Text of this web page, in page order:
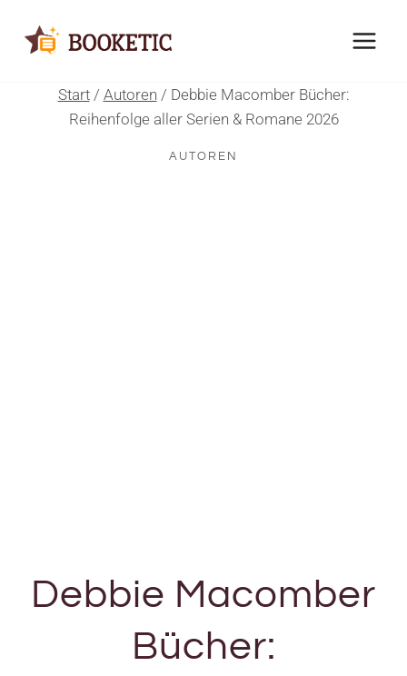
Inhalt
Start / Autoren / Debbie Macomber Bücher:
Reihenfolge aller Serien & Romane 2026
AUTOREN
Debbie Macomber
Bücher: